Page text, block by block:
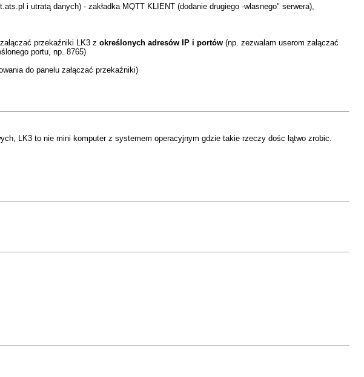
i utratą danych) - zakładka MQTT KLIENT (dodanie drugiego -wlasnego" serwera),
przekaźniki LK3 z określonych adresów IP i portów (np. zezwalam userom załączać
portu, np. 8765)
do panelu załączać przekaźniki)
LK3 to nie mini komputer z systemem operacyjnym gdzie takie rzeczy dośc łątwo zrobic.